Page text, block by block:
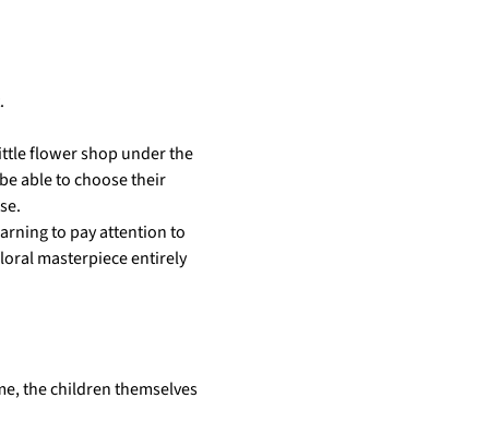
flower shop under the
able to choose their
to pay attention to
masterpiece entirely
the children themselves